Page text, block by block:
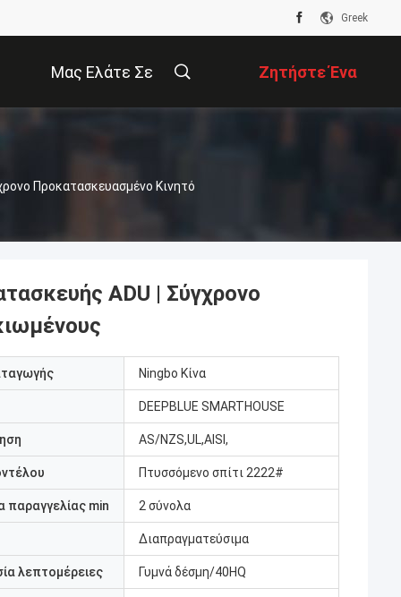
Greek
Μας Ελάτε Σε Ζητήστε Ένα
Απόσπασμα
Προκατασκευασμένο Κινητό
ADU | Σύγχρονο
Ningbo Κίνα
DEEPBLUE SMARTHOUSE
AS/NZS,UL,AISI,
Πτυσσόμενο σπίτι 2222#
παραγγελίας min 2 σύνολα
Διαπραγματεύσιμα
λεπτομέρειες Γυμνά δέσμη/40HQ